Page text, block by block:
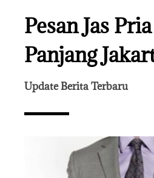
Pesan Jas
Panjang
Update Berita Terbaru